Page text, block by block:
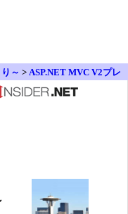
～ > ASP.NET MVC V2プレ